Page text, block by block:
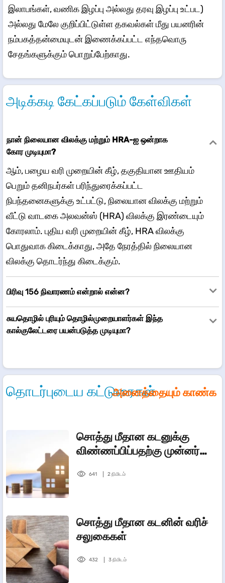
இலாபங்கள், வணிக இழப்பு அல்லது தரவு இழப்பு உட்பட)
அல்லது மேலே குறிப்பிட்டுள்ள தகவல்கள் மீது பயனரின்
நம்பகத்தன்மையுடன் இணைக்கப்பட்ட எந்தவொரு
சேதங்களுக்கும் பொறுப்பேற்காது.
அடிக்கடி கேட்கப்படும் கேள்விகள்
நான் நிலையான விலக்கு மற்றும் HRA-ஐ ஒன்றாக
கோர முடியுமா?
ஆம், பழைய வரி முறையின் கீழ், தகுதியான ஊதியம்
பெறும் தனிநபர்கள் பரிந்துரைக்கப்பட்ட
நிபந்தனைகளுக்கு உட்பட்டு, நிலையான விலக்கு மற்றும்
வீட்டு வாடகை அலவன்ஸ் (HRA) விலக்கு இரண்டையும்
கோரலாம். புதிய வரி முறையின் கீழ், HRA விலக்கு
பொதுவாக கிடைக்காது, அதே நேரத்தில் நிலையான
விலக்கு தொடர்ந்து கிடைக்கும்.
பிரிவு 156 நிவாரணம் என்றால் என்ன?
சுயதொழில் புரியும் தொழில்முறையாளர்கள் இந்த
கால்குலேட்டரை பயன்படுத்த முடியுமா?
தொடர்புடைய கட்டுரைகள்அனைத்தையும் காண்க
சொத்து மீதான கடனுக்கு
விண்ணப்பிப்பதற்கு முன்னர்
விஷயங்கள்
641 2 நிமிடம்
சொத்து மீதான கடனின் வரிச்
சலுகைகள்
432 3 நிமிடம்